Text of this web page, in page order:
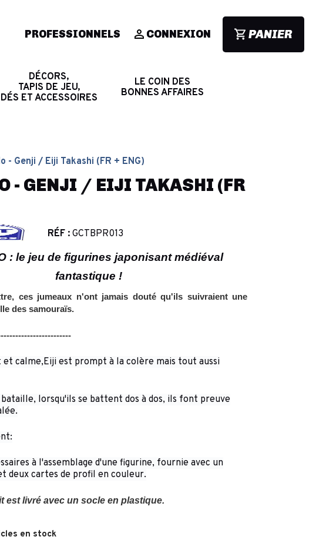
PROFESSIONNELS CONNEXION PANIER
DÉCORS,
TAPIS DE JEU,
DÉS ET ACCESSOIRES
LE COIN DES
BONNES AFFAIRES
- Genji / Eiji Takashi (FR + ENG)
- GENJI / EIJI TAKASHI (FR
RÉF : GCTBPR013
: le jeu de figurines japonisant médiéval
fantastique !
ces jumeaux n'ont jamais douté qu'ils suivraient une
des samouraïs.
calme,Eiji est prompt à la colère mais tout aussi
lorsqu'ils se battent dos à dos, ils font preuve
à l'assemblage d'une figurine, fournie avec un
deux cartes de profil en couleur.
est livré avec un socle en plastique.
en stock